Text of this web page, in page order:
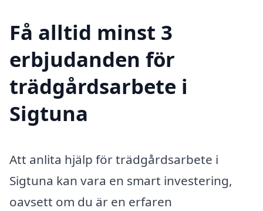
Få alltid minst 3
erbjudanden för
trädgårdsarbete i
Sigtuna
Att anlita hjälp för trädgårdsarbete i
Sigtuna kan vara en smart investering,
oavsett om du är en erfaren